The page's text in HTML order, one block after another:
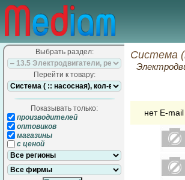
Выбрать раздел:
Перейти к товару:
Показывать только:
производителей
оптовиков
магазины
с ценой
Система
нет E-mail